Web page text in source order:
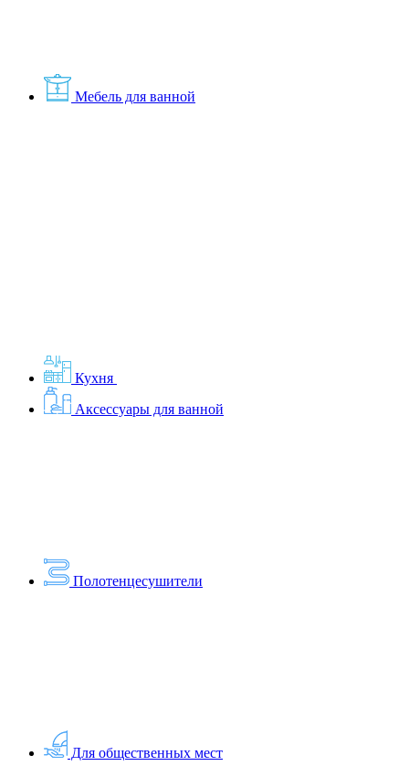
Мебель для ванной
Кухня
Аксессуары для ванной
Полотенцесушители
Для общественных мест